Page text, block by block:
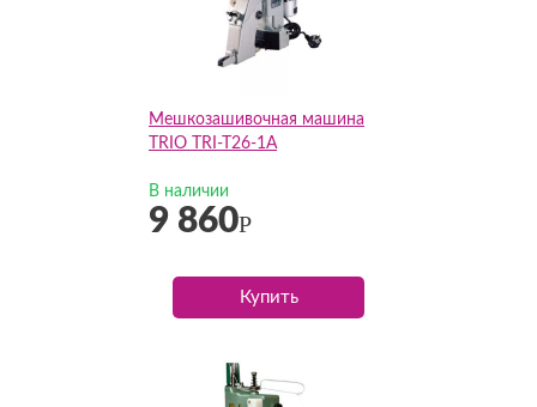
Мешкозашивочная машина
TRIO TRI-T26-1A
В наличии
9 860Р
Купить